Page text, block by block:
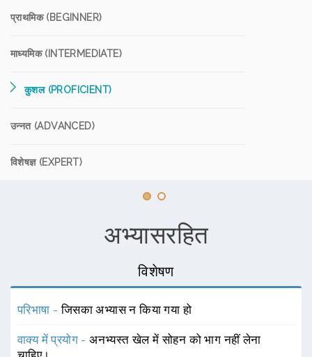
प्राथमिक (BEGINNER)
माध्यमिक (INTERMEDIATE)
कुशल (PROFICIENT)
उन्नत (ADVANCED)
विशेषज्ञ (EXPERT)
अभ्यासरहित
विशेषण
परिभाषा -जिसका अभ्यास न किया गया हो
वाक्य में प्रयोग -अनभ्यस्त खेल में सोहन को भाग नहीं लेना